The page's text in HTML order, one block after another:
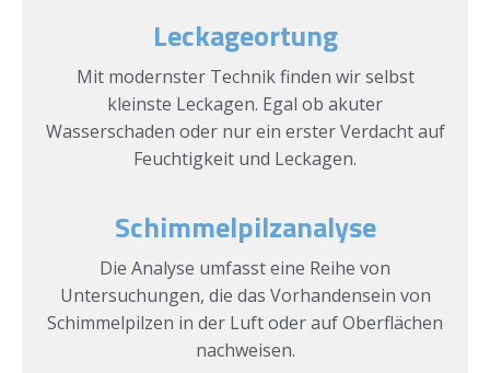
Leckageortung
Mit modernster Technik finden wir selbst
kleinste Leckagen. Egal ob akuter
Wasserschaden oder nur ein erster Verdacht auf
Feuchtigkeit und Leckagen.
Schimmelpilzanalyse
Die Analyse umfasst eine Reihe von
Untersuchungen, die das Vorhandensein von
Schimmelpilzen in der Luft oder auf Oberflächen
nachweisen.